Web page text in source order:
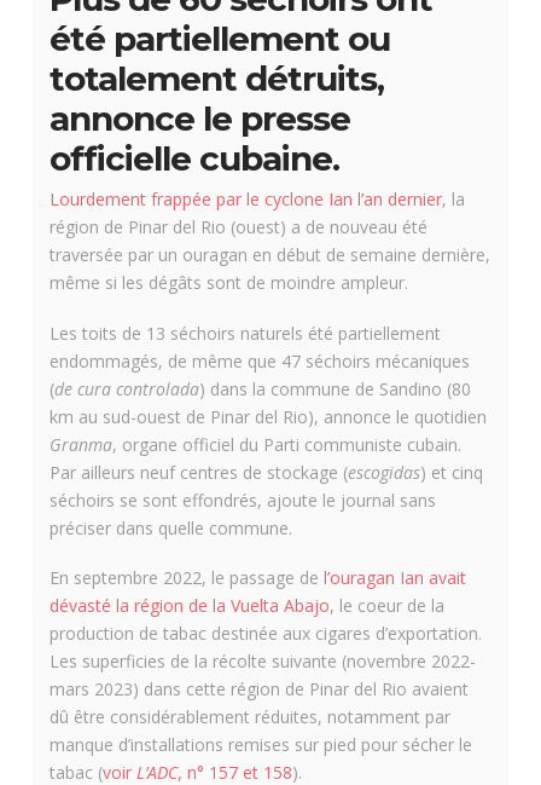
été partiellement ou
totalement détruits,
annonce le presse
officielle cubaine.
Lourdement frappée par le cyclone Ian l’an dernier, la
région de Pinar del Rio (ouest) a de nouveau été
traversée par un ouragan en début de semaine dernière,
même si les dégâts sont de moindre ampleur.
Les toits de 13 séchoirs naturels été partiellement
endommagés, de même que 47 séchoirs mécaniques
(de cura controlada) dans la commune de Sandino (80
km au sud-ouest de Pinar del Rio), annonce le quotidien
Granma, organe officiel du Parti communiste cubain.
Par ailleurs neuf centres de stockage (escogidas) et cinq
séchoirs se sont effondrés, ajoute le journal sans
préciser dans quelle commune.
En septembre 2022, le passage de l’ouragan Ian avait
dévasté la région de la Vuelta Abajo, le coeur de la
production de tabac destinée aux cigares d’exportation.
Les superficies de la récolte suivante (novembre 2022-
mars 2023) dans cette région de Pinar del Rio avaient
dû être considérablement réduites, notamment par
manque d’installations remises sur pied pour sécher le
tabac (voir L’ADC, n° 157 et 158).